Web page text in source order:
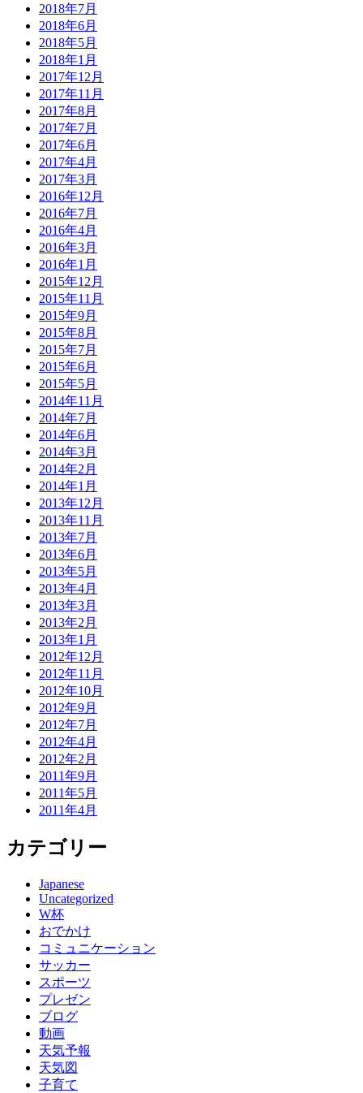
2018年7月
2018年6月
2018年5月
2018年1月
2017年12月
2017年11月
2017年8月
2017年7月
2017年6月
2017年4月
2017年3月
2016年12月
2016年7月
2016年4月
2016年3月
2016年1月
2015年12月
2015年11月
2015年9月
2015年8月
2015年7月
2015年6月
2015年5月
2014年11月
2014年7月
2014年6月
2014年3月
2014年2月
2014年1月
2013年12月
2013年11月
2013年7月
2013年6月
2013年5月
2013年4月
2013年3月
2013年2月
2013年1月
2012年12月
2012年11月
2012年10月
2012年9月
2012年7月
2012年4月
2012年2月
2011年9月
2011年5月
2011年4月
カテゴリー
Japanese
Uncategorized
W杯
おでかけ
コミュニケーション
サッカー
スポーツ
プレゼン
ブログ
動画
天気予報
天気図
子育て